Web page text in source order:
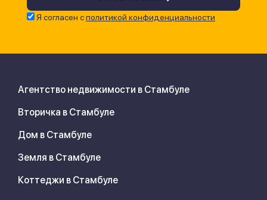
Я согласен сполитикой конфиденциальности
Агентство недвижимости в Стамбуле
Вторичка в Стамбуле
Дом в Стамбуле
Земля в Стамбуле
Коттеджи в Стамбуле